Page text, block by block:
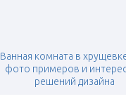
Ванная комната в
фото примеров и
решений дизайна